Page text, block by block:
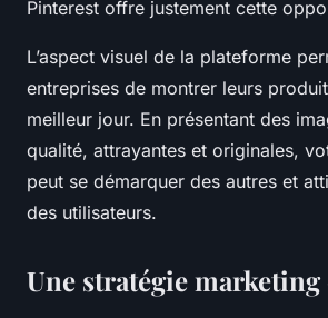
Pinterest offre justement cette
L’aspect visuel de la plateforme
entreprises de montrer leurs
meilleur jour. En présentant des
qualité, attrayantes et originales,
peut se démarquer des autres et
des utilisateurs.
Une stratégie marketing